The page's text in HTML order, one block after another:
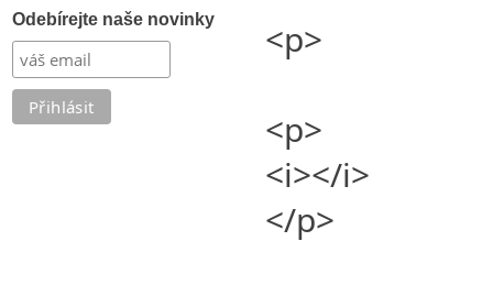
Odebírejte naše novinky
<p>
<p>
<i></i>
</p>